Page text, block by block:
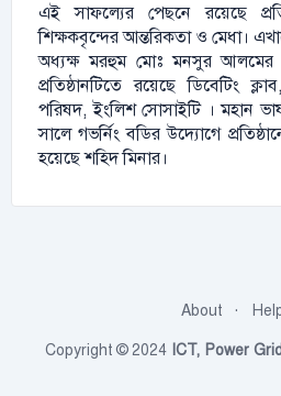
এই সাফল্যের পেছনে রয়েছে
শিক্ষকবৃন্দের আন্তরিকতা ও মেধা।
অধ্যক্ষ মরহুম মোঃ মনসুর আলমের
প্রতিষ্ঠানটিতে রয়েছে ডিবেটিং
পরিষদ, ইংলিশ সোসাইটি । মহান
সালে গভর্নিং বডির উদ্যোগে
হয়েছে শহিদ মিনার।
About
Copyright © 2024 ICT, Power